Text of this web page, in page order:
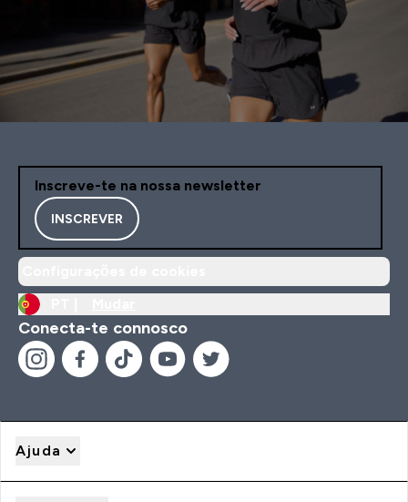
Inscreve-te na nossa newsletter
INSCREVER
Conecta-te connosco
Ajuda